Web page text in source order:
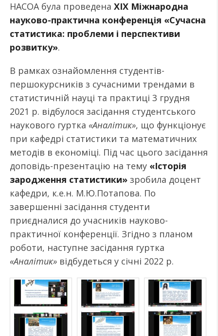
НАСОА була проведена ХІХ Міжнародна
науково-практична конференція «Сучасна
статистика: проблеми і перспективи
розвитку».
В рамках ознайомлення студентів-
першокурсників з сучасними трендами в
статистичній науці та практиці 3 грудня
2021 р. відбулося засідання студентського
наукового гуртка «Аналітик», що функціонує
при кафедрі статистики та математичних
методів в економіці. Під час цього засідання
доповідь-презентацію на тему «Історія
зародження статистики» зробила доцент
кафедри, к.е.н. М.Ю.Потапова. По
завершенні засідання студенти
приєдналися до учасників науково-
практичної конференції. Згідно з планом
роботи, наступне засідання гуртка
«Аналітик» відбудеться у січні 2022 р.